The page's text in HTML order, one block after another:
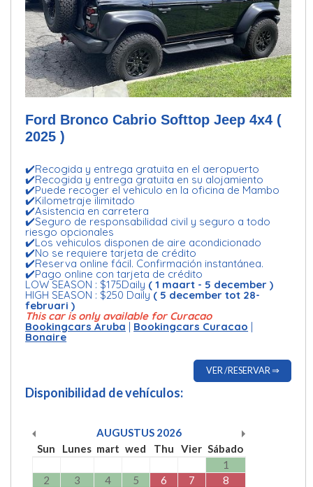
Ford Bronco Cabrio Softtop Jeep 4x4 (
2025 )
✔️Recogida y entrega gratuita en el aeropuerto
✔️Recogida y entrega gratuita en su alojamiento
✔️Puede recoger el vehiculo en la oficina de Mambo
✔️Kilometraje ilimitado
✔️Asistencia en carretera
✔️Seguro de responsabilidad civil y seguro a todo
riesgo opcionales
✔️Los vehiculos disponen de aire acondicionado
✔️No se requiere tarjeta de crédito
✔️Reserva online fácil. Confirmación instantánea.
✔️Pago online con tarjeta de crédito
LOW SEASON : $175Daily ( 1 maart - 5 december )
HIGH SEASON : $250 Daily( 5 december tot 28-
februari )
This car is only available for Curacao
Bookingcars Aruba | Bookingcars Curacao |
Bonaire
VER /RESERVAR ⇒
Disponibilidad de vehículos:
AUGUSTUS 2026
Sun
Lunes mart wed Thu Vier Sábado
1
2
3 4 5 6 7
8